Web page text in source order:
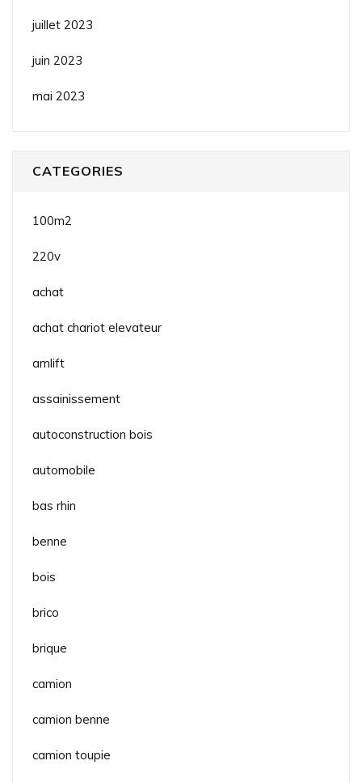
juillet 2023
juin 2023
mai 2023
CATEGORIES
100m2
220v
achat
achat chariot elevateur
amlift
assainissement
autoconstruction bois
automobile
bas rhin
benne
bois
brico
brique
camion
camion benne
camion toupie